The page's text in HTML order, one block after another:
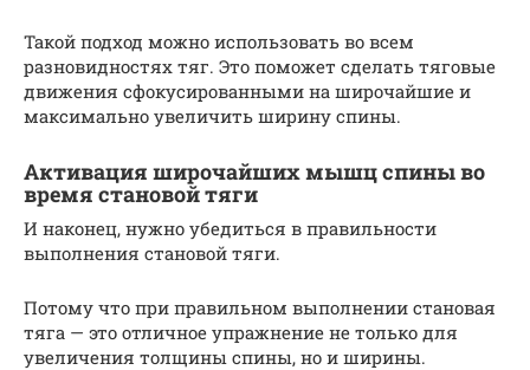
Такой подход можно использовать во всем
разновидностях тяг. Это поможет сделать тяговые
движения сфокусированными на широчайшие и
максимально увеличить ширину спины.
Активация широчайших мышц спины во
время становой тяги
И наконец, нужно убедиться в правильности
выполнения становой тяги.
Потому что при правильном выполнении становая
тяга — это отличное упражнение не только для
увеличения толщины спины, но и ширины.